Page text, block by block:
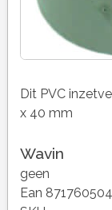
Dit PVC
x 40 mm
Wavin
geen
Ean